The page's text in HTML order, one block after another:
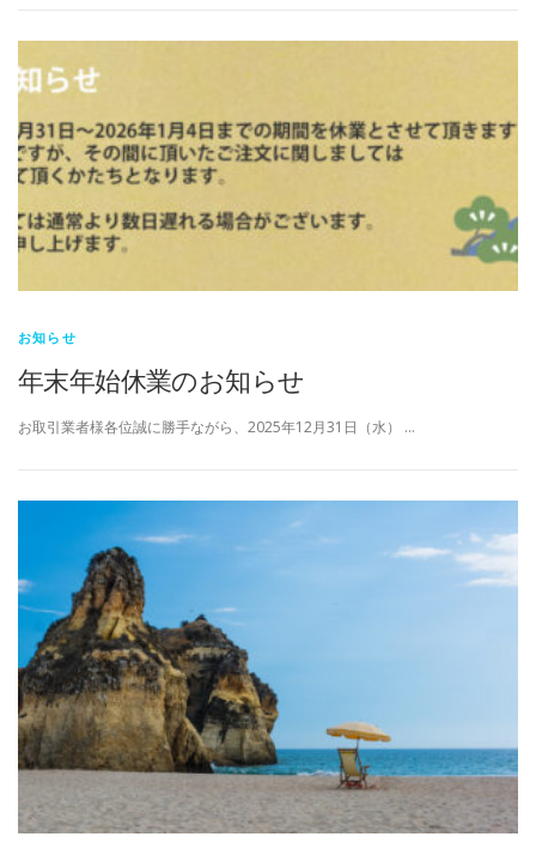
お知らせ
年末年始休業のお知らせ
お取引業者様各位誠に勝手ながら、2025年12月31日（水） …